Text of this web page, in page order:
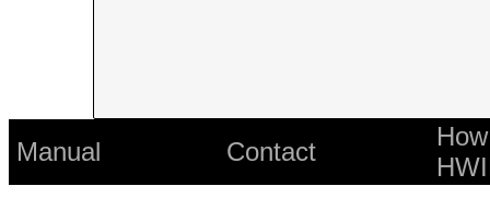
Manual Contact